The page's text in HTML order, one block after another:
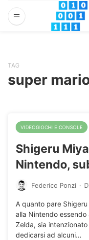
TAG
super
VIDEOGIOCHI E CONSOLE
Shigeru
Nintendo,
Federico Ponzi ·
A quanto pare
alla Nintendo
Zelda, sia
dedicarsi ad alcuni…